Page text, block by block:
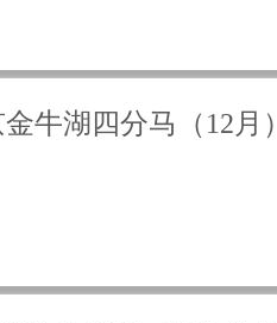
牛湖四分马（12月）